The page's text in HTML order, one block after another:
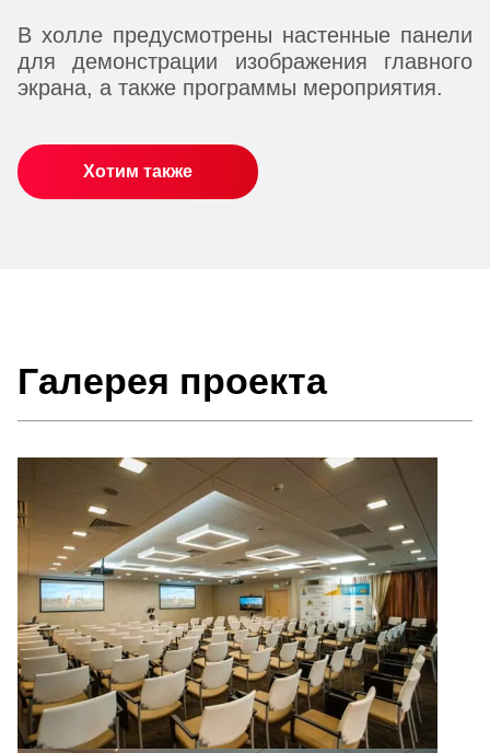
В холле предусмотрены настенные панели
для демонстрации изображения главного
экрана, а также программы мероприятия.
Хотим также
Галерея проекта